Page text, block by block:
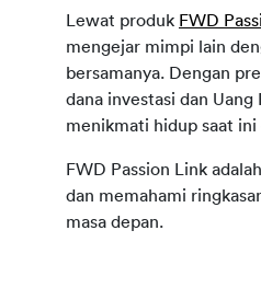
Lewat produk FWD
mengejar mimpi lain
bersamanya. Dengan
dana investasi dan
menikmati hidup saat ini
FWD Passion Link
dan memahami
masa depan.